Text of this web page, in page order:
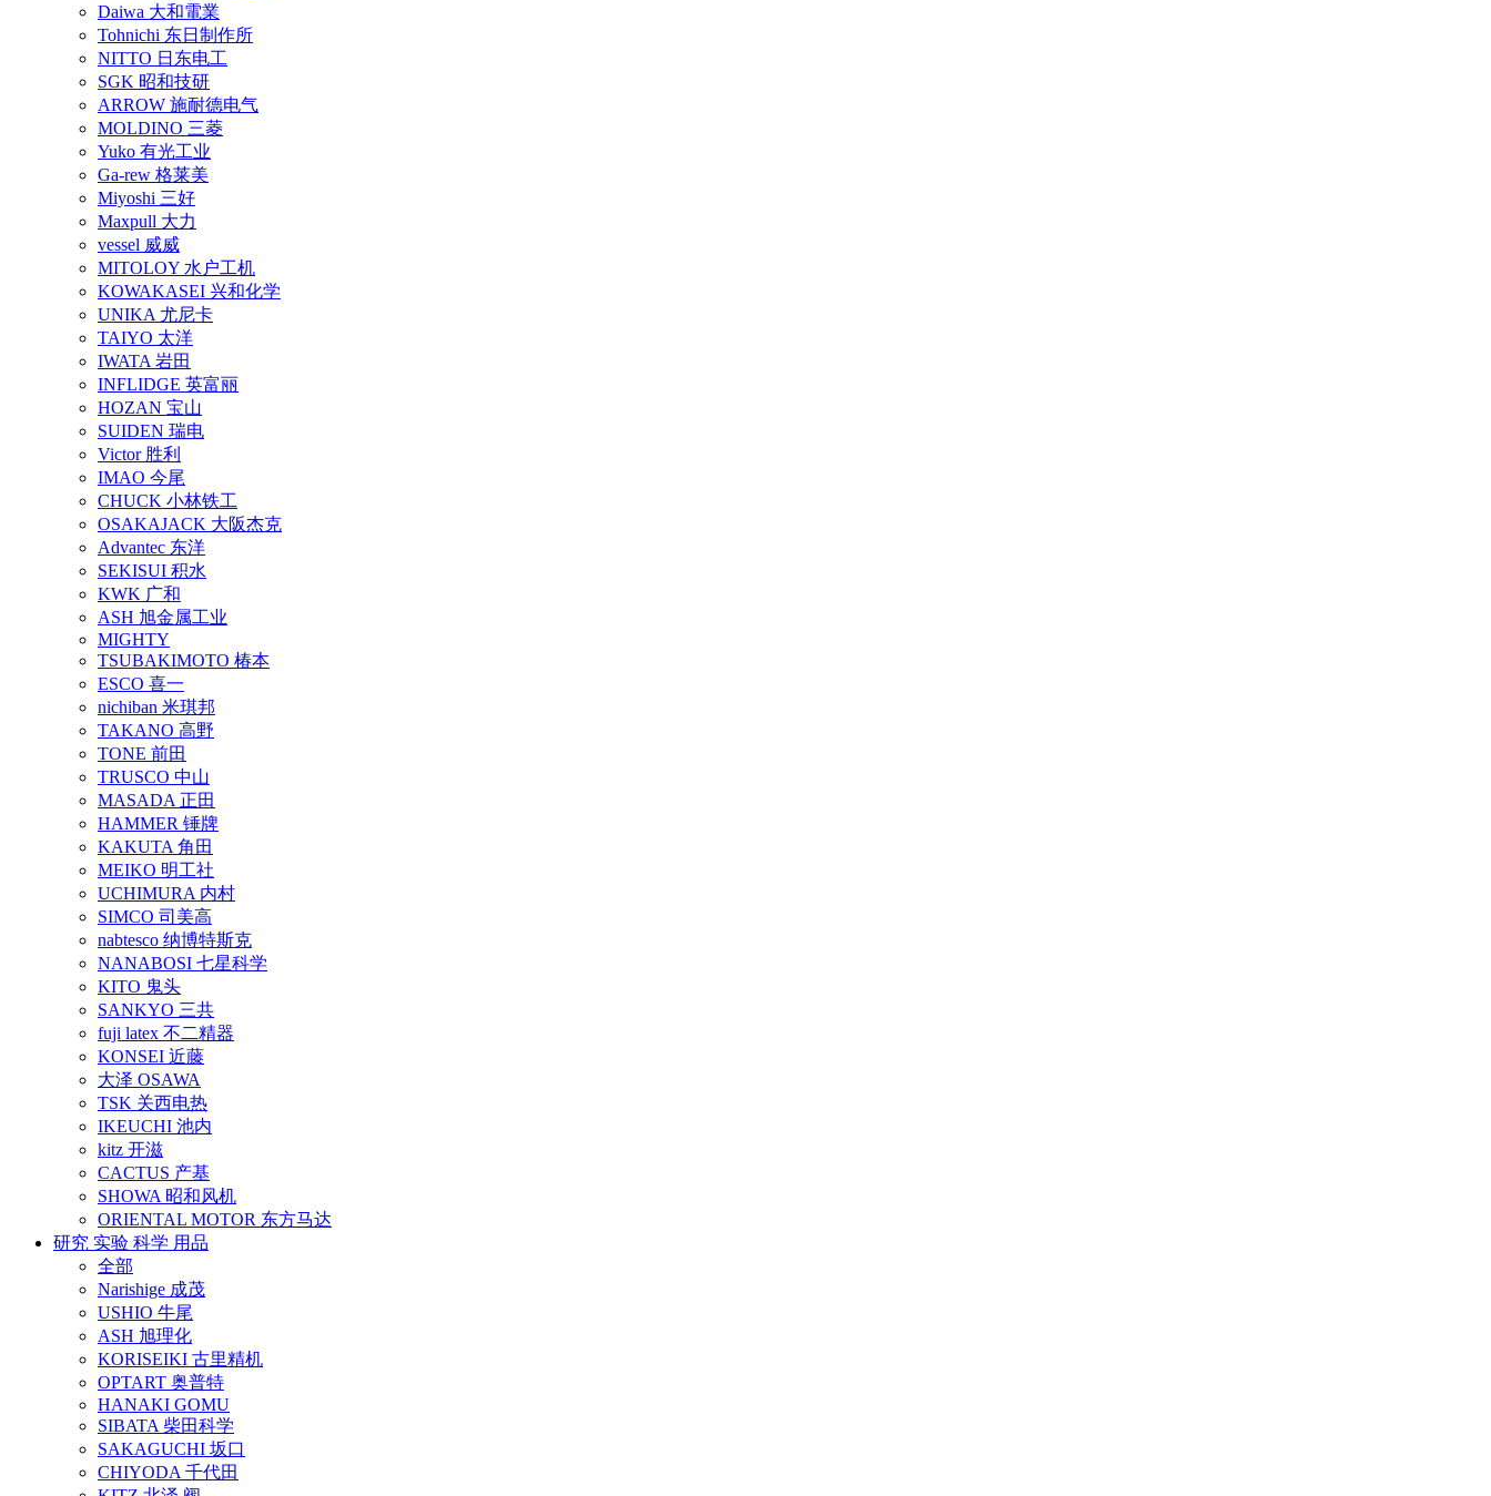
Daiwa 大和電業
Tohnichi 东日制作所
NITTO 日东电工
SGK 昭和技研
ARROW 施耐德电气
MOLDINO 三菱
Yuko 有光工业
Ga-rew 格莱美
Miyoshi 三好
Maxpull 大力
vessel 威威
MITOLOY 水户工机
KOWAKASEI 兴和化学
UNIKA 尤尼卡
TAIYO 太洋
IWATA 岩田
INFLIDGE 英富丽
HOZAN 宝山
SUIDEN 瑞电
Victor 胜利
IMAO 今尾
CHUCK 小林铁工
OSAKAJACK 大阪杰克
Advantec 东洋
SEKISUI 积水
KWK 广和
ASH 旭金属工业
MIGHTY
TSUBAKIMOTO 椿本
ESCO 喜一
nichiban 米琪邦
TAKANO 高野
TONE 前田
TRUSCO 中山
MASADA 正田
HAMMER 锤牌
KAKUTA 角田
MEIKO 明工社
UCHIMURA 内村
SIMCO 司美高
nabtesco 纳博特斯克
NANABOSI 七星科学
KITO 鬼头
SANKYO 三共
fuji latex 不二精器
KONSEI 近藤
大泽 OSAWA
TSK 关西电热
IKEUCHI 池内
kitz 开滋
CACTUS 产基
SHOWA 昭和风机
ORIENTAL MOTOR 东方马达
研究 实验 科学 用品
全部
Narishige 成茂
USHIO 牛尾
ASH 旭理化
KORISEIKI 古里精机
OPTART 奥普特
HANAKI GOMU
SIBATA 柴田科学
SAKAGUCHI 坂口
CHIYODA 千代田